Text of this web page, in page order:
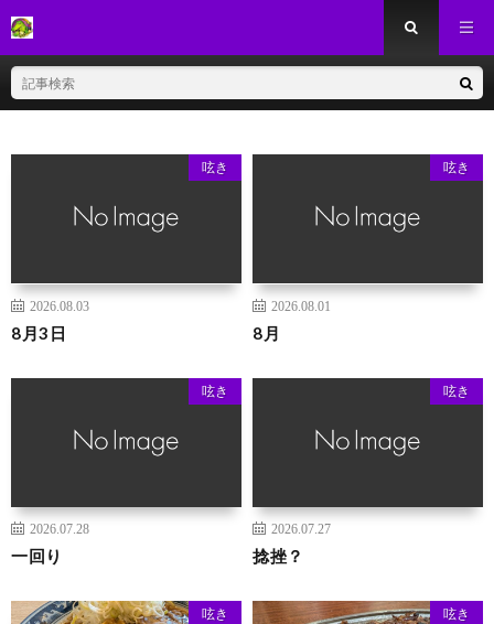
呟き
2026.08.03
8月3日
呟き
2026.08.01
8月
呟き
2026.07.28
一回り
呟き
2026.07.27
捻挫？
呟き 呟き